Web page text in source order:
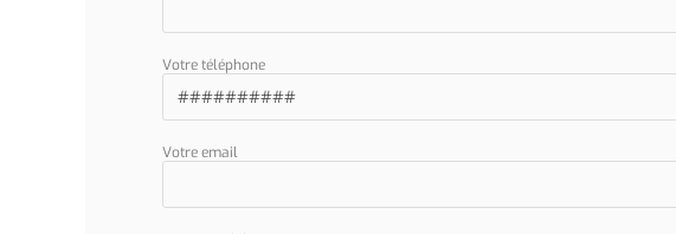
Votre téléphone
Votre email